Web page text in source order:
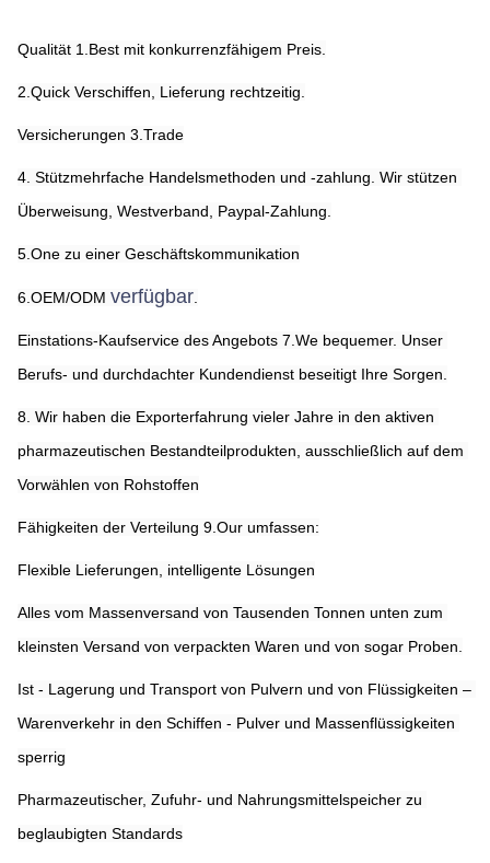
Qualität 1.Best mit konkurrenzfähigem Preis.
2.Quick Verschiffen, Lieferung rechtzeitig.
Versicherungen 3.Trade
4. Stützmehrfache Handelsmethoden und -zahlung. Wir stützen
Überweisung, Westverband, Paypal-Zahlung.
5.One zu einer Geschäftskommunikation
6.OEM/ODM verfügbar
Einstations-Kaufservice des Angebots 7.We bequemer. Unser
Berufs- und durchdachter Kundendienst beseitigt Ihre Sorgen.
8. Wir haben die Exporterfahrung vieler Jahre in den aktiven
pharmazeutischen Bestandteilprodukten, ausschließlich auf dem
Vorwählen von Rohstoffen
Fähigkeiten der Verteilung 9.Our umfassen:
Flexible Lieferungen, intelligente Lösungen
Alles vom Massenversand von Tausenden Tonnen unten zum
kleinsten Versand von verpackten Waren und von sogar Proben.
Ist - Lagerung und Transport von Pulvern und von Flüssigkeiten –
Warenverkehr in den Schiffen - Pulver und Massenflüssigkeiten
sperrig
Pharmazeutischer, Zufuhr- und Nahrungsmittelspeicher zu
beglaubigten Standards